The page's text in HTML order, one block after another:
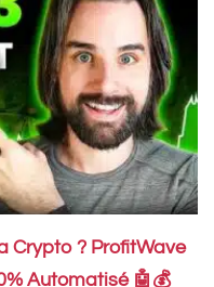
Crypto ? ProfitWave
Automatisé 🤖💰